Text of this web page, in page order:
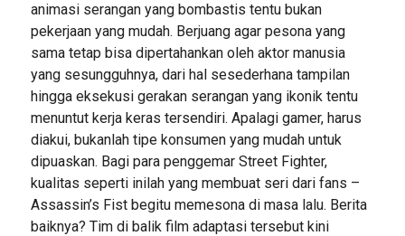
animasi serangan yang bombastis tentu bukan
pekerjaan yang mudah. Berjuang agar pesona yang
sama tetap bisa dipertahankan oleh aktor manusia
yang sesungguhnya, dari hal sesederhana tampilan
hingga eksekusi gerakan serangan yang ikonik tentu
menuntut kerja keras tersendiri. Apalagi gamer, harus
diakui, bukanlah tipe konsumen yang mudah untuk
dipuaskan. Bagi para penggemar Street Fighter,
kualitas seperti inilah yang membuat seri dari fans –
Assassin’s Fist begitu memesona di masa lalu. Berita
baiknya? Tim di balik film adaptasi tersebut kini